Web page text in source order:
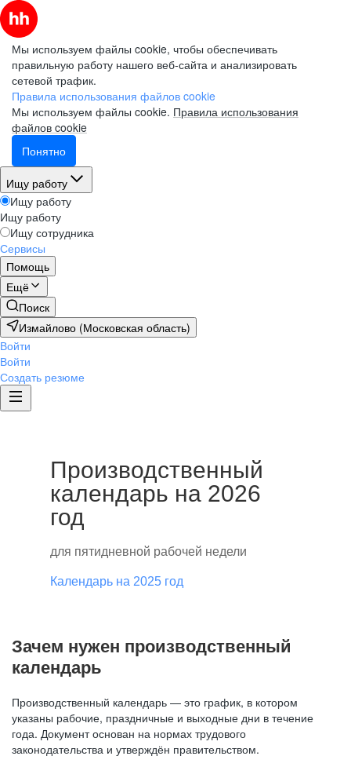
Мы используем файлы cookie, чтобы обеспечивать
правильную работу нашего веб-сайта и анализировать
сетевой трафик.
Правила использования файлов cookie
Мы используем файлы cookie. Правила использования
файлов cookie
Понятно
Ищу работу
Ищу работу
Ищу работу
Ищу сотрудника
Сервисы
Помощь
Ещё
Поиск
Измайлово (Московская область)
Войти
Войти
Создать резюме
Производственный
календарь на 2026
год
для пятидневной рабочей недели
Календарь на 2025 год
Зачем нужен производственный
календарь
Производственный календарь — это график, в котором
указаны рабочие, праздничные и выходные дни в течение
года. Документ основан на нормах трудового
законодательства и утверждён правительством.